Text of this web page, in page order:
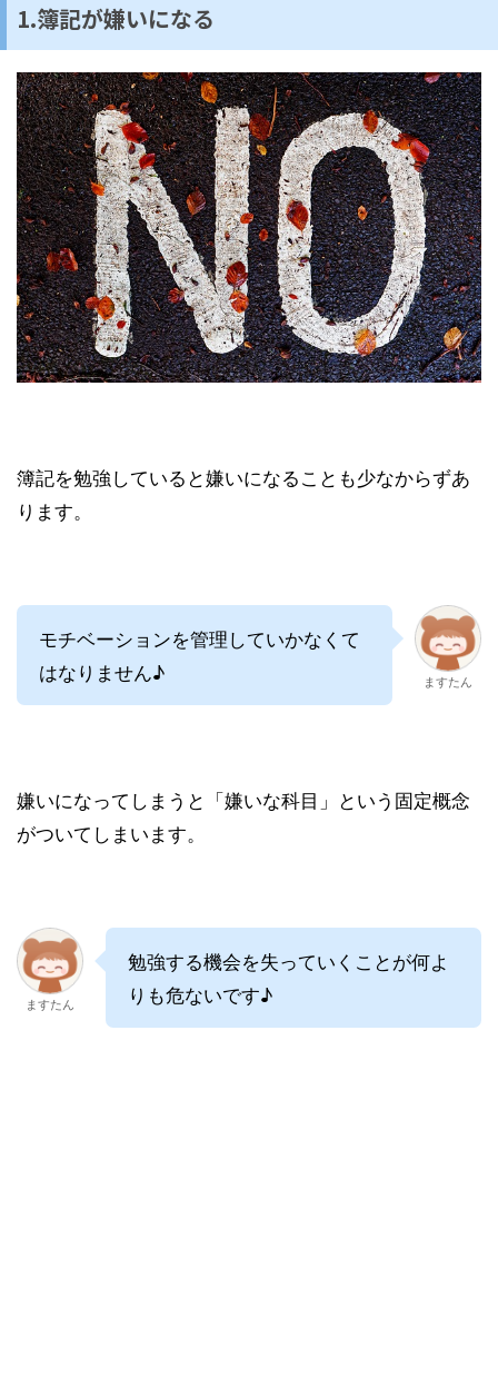
1.簿記が嫌いになる
簿記を勉強していると嫌いになることも少なからずあ
ります。
モチベーションを管理していかなくて
はなりません♪
ますたん
嫌いになってしまうと「嫌いな科目」という固定概念
がついてしまいます。
ますたん
勉強する機会を失っていくことが何よ
りも危ないです♪